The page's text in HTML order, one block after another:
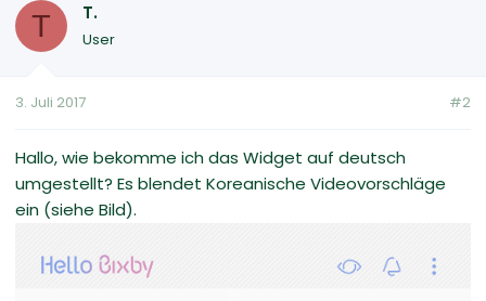
T T.
User
3. Juli 2017 #2
Hallo, wie bekomme ich das Widget auf deutsch
umgestellt? Es blendet Koreanische Videovorschläge
ein (siehe Bild).